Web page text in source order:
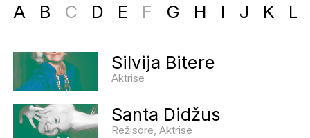
A B C D E F G H I J K L
Silvija Bitere
Aktrise
Santa Didžus
Režisore, Aktrise